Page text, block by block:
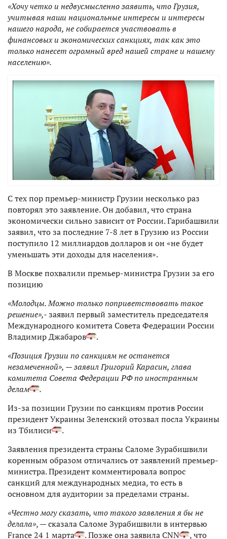
«Хочу четко и недвусмысленно заявить, что Грузия,
учитывая наши национальные интересы и интересы
нашего народа, не собирается участвовать в
финансовых и экономических санкциях, так как это
только нанесет огромный вред нашей стране и нашему
населению».
С тех пор премьер-министр Грузии несколько раз
повторял это заявление. Он добавил, что страна
экономически сильно зависит от России. Гарибашвили
заявил, что за последние 7-8 лет в Грузию из России
поступило 12 миллиардов долларов и он «не будет
уменьшать эти доходы для населения».
В Москве похвалили премьер-министра Грузии за его
позицию
«Молодцы. Можно только поприветствовать такое
решение»,-заявил первый заместитель председателя
Международного комитета Совета Федерации России
Владимир Джабаров
.
«Позиция Грузии по санкциям не останется
незамеченной», —заявилГригорий Карасин, глава
комитета Совета Федерации РФ по иностранным
делам
.
Из-за позиции Грузии по санкциям против России
президент Украины Зеленский отозвал посла Украины
из Тбилиси
.
Заявления президента страны Саломе Зурабишвили
коренным образом отличались от заявлений премьер-
министра. Президент комментировала вопрос
санкций для международных медиа, то есть в
основном для аудитории за пределами страны.
«Честно могу сказать, что такого заявления я бы не
делала», — сказала Саломе Зурабишвили в интервью
France 24 1 марта
. Позже она заявила CNN , что